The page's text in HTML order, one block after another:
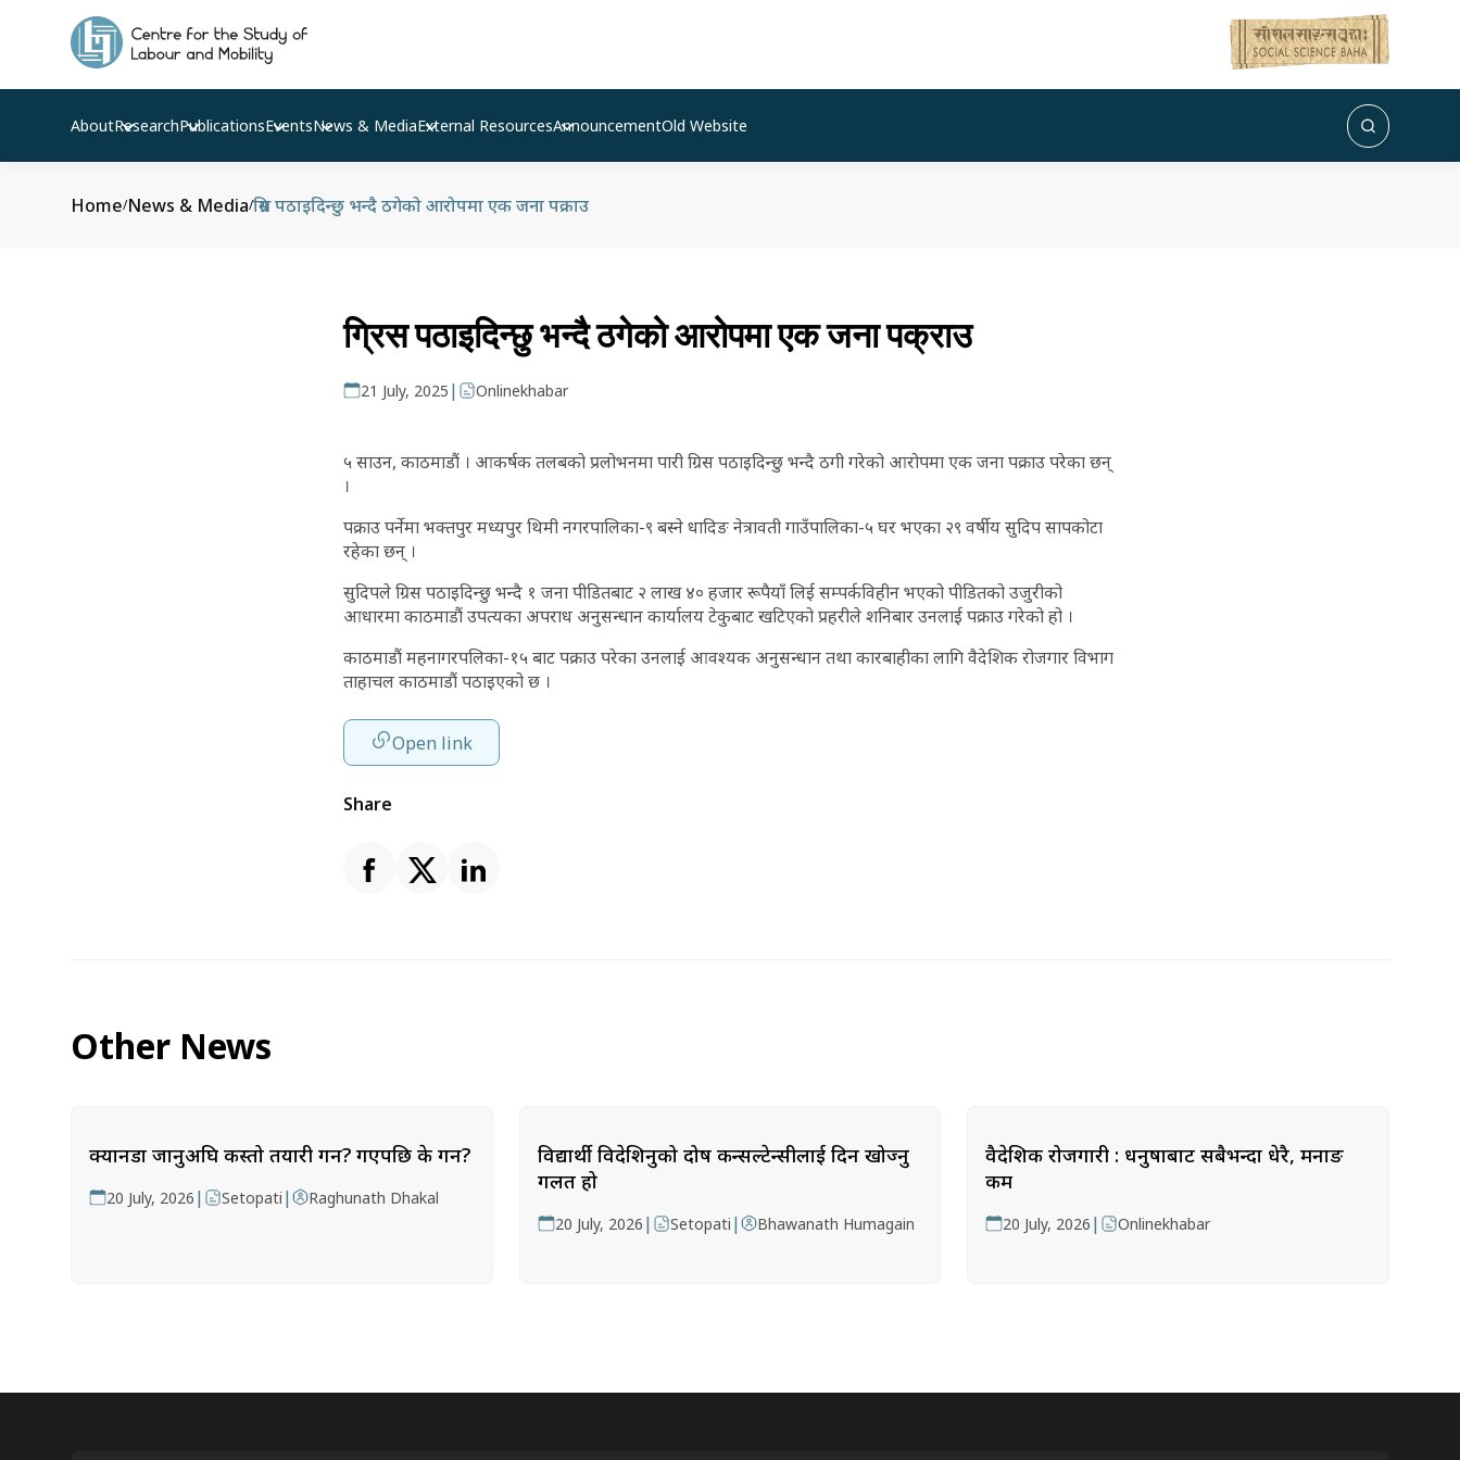
AboutResearchPublicationsEventsNews & MediaExternal ResourcesAnnouncementOld Website
Home/News & Media/ग्रिस पठाइदिन्छु भन्दै ठगेको आरोपमा एक जना पक्राउ
ग्रिस पठाइदिन्छु भन्दै ठगेको आरोपमा एक जना पक्राउ
21 July, 2025 | Onlinekhabar
५ साउन, काठमाडौं । आकर्षक तलबको प्रलोभनमा पारी ग्रिस पठाइदिन्छु भन्दै ठगी गरेको आरोपमा एक जना पक्राउ परेका छन्
।
पक्राउ पर्नेमा भक्तपुर मध्यपुर थिमी नगरपालिका-९ बस्ने धादिङ नेत्रावती गाउँपालिका-५ घर भएका २९ वर्षीय सुदिप सापकोटा
रहेका छन् ।
सुदिपले ग्रिस पठाइदिन्छु भन्दै १ जना पीडितबाट २ लाख ४० हजार रूपैयाँ लिई सम्पर्कविहीन भएको पीडितको उजुरीको
आधारमा काठमाडौं उपत्यका अपराध अनुसन्धान कार्यालय टेकुबाट खटिएको प्रहरीले शनिबार उनलाई पक्राउ गरेको हो ।
काठमाडौं महनागरपलिका-१५ बाट पक्राउ परेका उनलाई आवश्यक अनुसन्धान तथा कारबाहीका लागि वैदेशिक रोजगार विभाग
ताहाचल काठमाडौं पठाइएको छ ।
Open link
Share
Other News
क्यानडा जानुअघि कस्तो तयारी गर्ने? गएपछि के गर्ने?
20 July, 2026 | Setopati | Raghunath Dhakal
विद्यार्थी विदेशिनुको दोष कन्सल्टेन्सीलाई दिन खोज्नु
गलत हो
20 July, 2026 | Setopati | Bhawanath Humagain
वैदेशिक रोजगारी : धनुषाबाट सबैभन्दा धेरै, मनाङ
कम
20 July, 2026 | Onlinekhabar